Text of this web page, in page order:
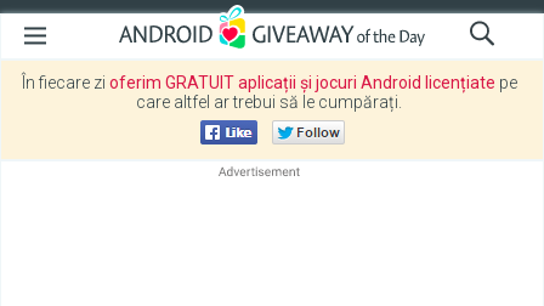
În fiecare zi oferim GRATUIT aplicații și jocuri Android licențiate pe
care altfel ar trebui să le cumpărați.